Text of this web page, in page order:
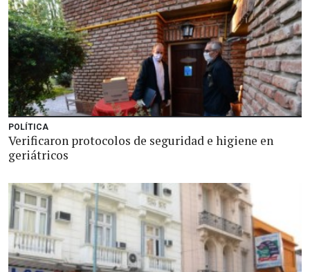
POLÍTICA
Verificaron protocolos de seguridad e higiene en
geriátricos